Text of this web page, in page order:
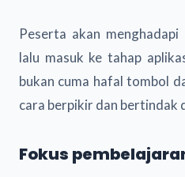
Peserta akan
lalu masuk ke tahap
bukan cuma hafal tombol
cara berpikir dan bertindak
Fokus